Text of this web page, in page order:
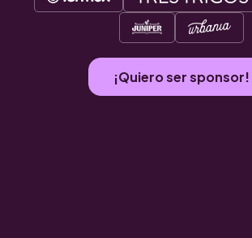
¡Quiero ser sponsor!